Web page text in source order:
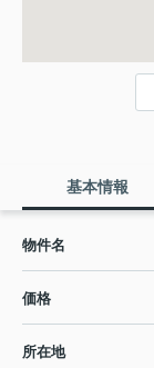
基本情報
物件名
価格
所在地